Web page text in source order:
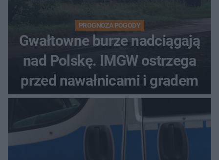
PROGNOZA POGODY
Gwałtowne burze nadciągają
nad Polskę. IMGW ostrzega
przed nawałnicami i gradem